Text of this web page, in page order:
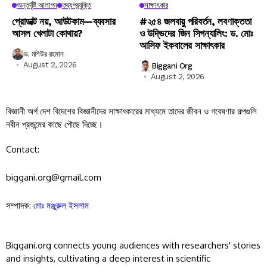
অন্তর্দৃষ্টি আলাপন তথ্যপ্রযুক্তি
প্রোডাক্ট নয়, আউটকাম—ব্যবসার
আসল খেলাটা কোথায়?
ড. মশিউর রহমান
August 2, 2026
সাক্ষাৎকার
#২৫৪ জলবায়ু পরিবর্তন, লবণাক্ততা
ও উদ্ভিদের জিন সিগন্যালিং: ড. মোঃ
আসিফ ইকবালের সাক্ষাৎকার
Biggani Org
August 2, 2026
বিজ্ঞানী অর্গ দেশ বিদেশের বিজ্ঞানীদের সাক্ষাৎকারের মাধ্যমে তাদের জীবন ও গবেষণার গল্পগুলি
নবীন প্রজন্মের কাছে পৌছে দিচ্ছে।
Contact:
biggani.org@gmail.com
সম্পাদক: মোঃ মঞ্জুরুল ইসলাম
Biggani.org connects young audiences with researchers' stories
and insights, cultivating a deep interest in scientific